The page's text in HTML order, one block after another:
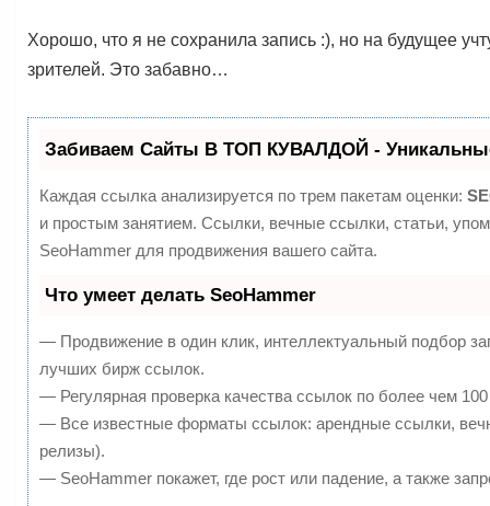
Хорошо, что я не сохранила запись :), но на будущее
зрителей. Это забавно…
Забиваем Сайты В ТОП КУВАЛДОЙ -
Каждая ссылка анализируется по трем пакетам оценки:
и простым занятием. Ссылки, вечные ссылки, статьи,
SeoHammer для продвижения вашего сайта.
Что умеет делать SeoHammer
— Продвижение в один клик, интеллектуальный подбор
лучших бирж ссылок.
— Регулярная проверка качества ссылок по более чем
— Все известные форматы ссылок: арендные ссылки,
релизы).
— SeoHammer покажет, где рост или падение, а также